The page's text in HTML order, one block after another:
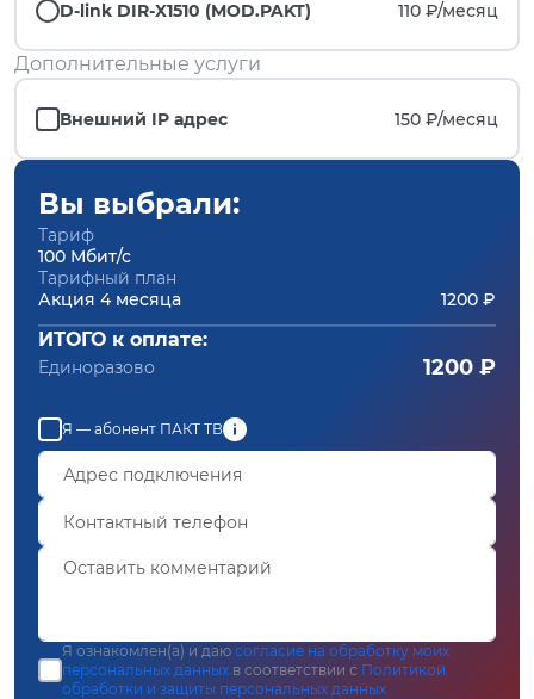
D-link DIR-X1510 (MOD.PAKT) 110 ₽/месяц
Дополнительные услуги
Внешний IP адрес 150 ₽/месяц
Вы выбрали:
Тариф
100 Мбит/с
Тарифный план
Акция 4 месяца
1200 ₽
ИТОГО к оплате:
Единоразово 1200 ₽
Я — абонент ПАКТ ТВ
Я ознакомлен(а) и даю согласие на обработку моих
персональных данных в соответствии с Политикой
обработки и защиты персональных данных